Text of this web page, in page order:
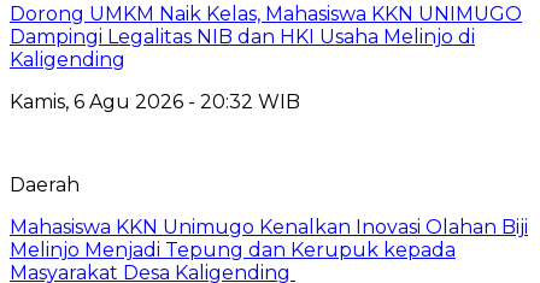
Dorong UMKM Naik Kelas, Mahasiswa KKN UNIMUGO
Dampingi Legalitas NIB dan HKI Usaha Melinjo di
Kaligending
Kamis, 6 Agu 2026 - 20:32 WIB
Daerah
Mahasiswa KKN Unimugo Kenalkan Inovasi Olahan Biji
Melinjo Menjadi Tepung dan Kerupuk kepada
Masyarakat Desa Kaligending